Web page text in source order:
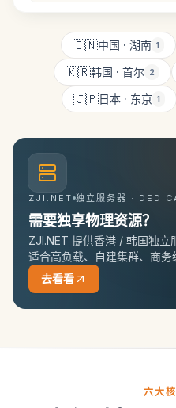
🇨🇳中国 · 湖南 1
🇰🇷韩国 · 首尔 2
🇯🇵日本 · 东京 1
ZJI.NET 独立服务器 ·
需要独享物理资源？
ZJI.NET 提供香港 / 韩国独立
适合高负载、自建集群、商务
去看看
六大